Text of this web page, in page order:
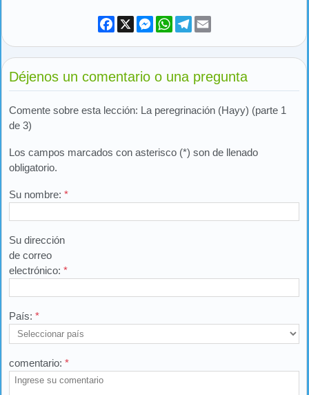
Facebook
X Messenger
WhatsApp
Telegram
Déjenos un comentario o una pregunta
Comente sobre esta lección: La peregrinación (Hayy) (parte 1
de 3)
Los campos marcados con asterisco (*) son de llenado
obligatorio.
Su nombre: *
Su dirección
de correo
electrónico: *
País: *
comentario: *